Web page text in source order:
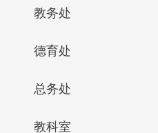
教务处
德育处
总务处
教科室